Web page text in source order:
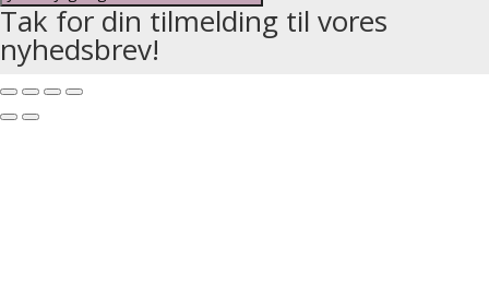
Tak for din tilmelding til vores
nyhedsbrev!